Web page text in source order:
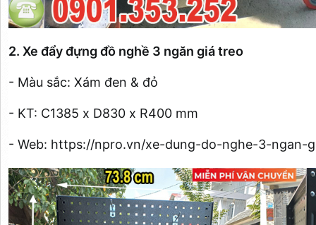
2. Xe đẩy đựng đồ nghề 3 ngăn giá treo
- Màu sắc: Xám đen & đỏ
- KT: C1385 x D830 x R400 mm
- Web: https://npro.vn/xe-dung-do-nghe-3-ngan-